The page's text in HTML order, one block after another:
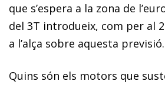
que s’espera a la zona de
del 3T introdueix, com per al
a l’alça sobre aquesta previsió.
Quins són els motors que